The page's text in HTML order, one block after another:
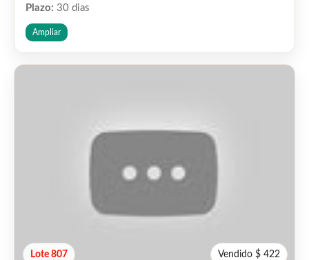
Plazo: 30 dias
Ampliar
Lote 807 Vendido $ 422